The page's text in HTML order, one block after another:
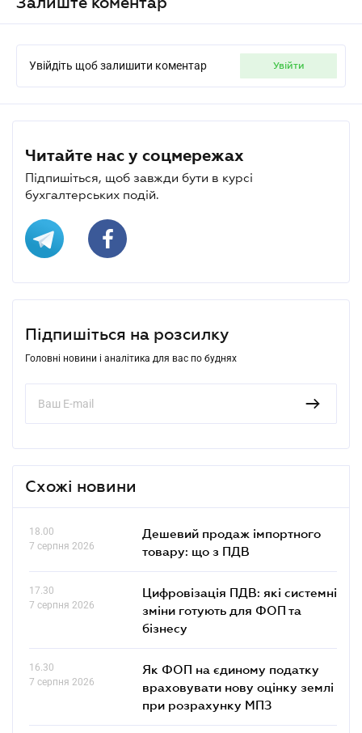
Увійдіть щоб залишити коментар увійти
Читайте нас у соцмережах
Підпишіться, щоб завжди бути в курсі
бухгалтерських подій.
Підпишіться на розсилку
Головні новини і аналітика для вас по буднях
Схожі новини
18.00
7 серпня 2026
Дешевий продаж імпортного
товару: що з ПДВ
17.30
7 серпня 2026
Цифровізація ПДВ: які системні
зміни готують для ФОП та
бізнесу
16.30
7 серпня 2026
Як ФОП на єдиному податку
враховувати нову оцінку землі
при розрахунку МПЗ